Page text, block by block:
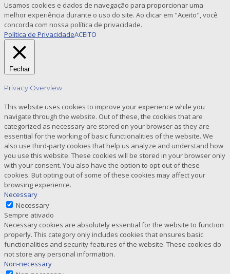
Usamos cookies e dados de navegação para proporcionar uma
melhor experiência durante o uso do site. Ao clicar em "Aceito", você
concorda com nossa política de privacidade.
Política de PrivacidadeACEITO
Fechar
Privacy Overview
This website uses cookies to improve your experience while you
navigate through the website. Out of these, the cookies that are
categorized as necessary are stored on your browser as they are
essential for the working of basic functionalities of the website. We
also use third-party cookies that help us analyze and understand how
you use this website. These cookies will be stored in your browser only
with your consent. You also have the option to opt-out of these
cookies. But opting out of some of these cookies may affect your
browsing experience.
Necessary
Necessary
Sempre ativado
Necessary cookies are absolutely essential for the website to function
properly. This category only includes cookies that ensures basic
functionalities and security features of the website. These cookies do
not store any personal information.
Non-necessary